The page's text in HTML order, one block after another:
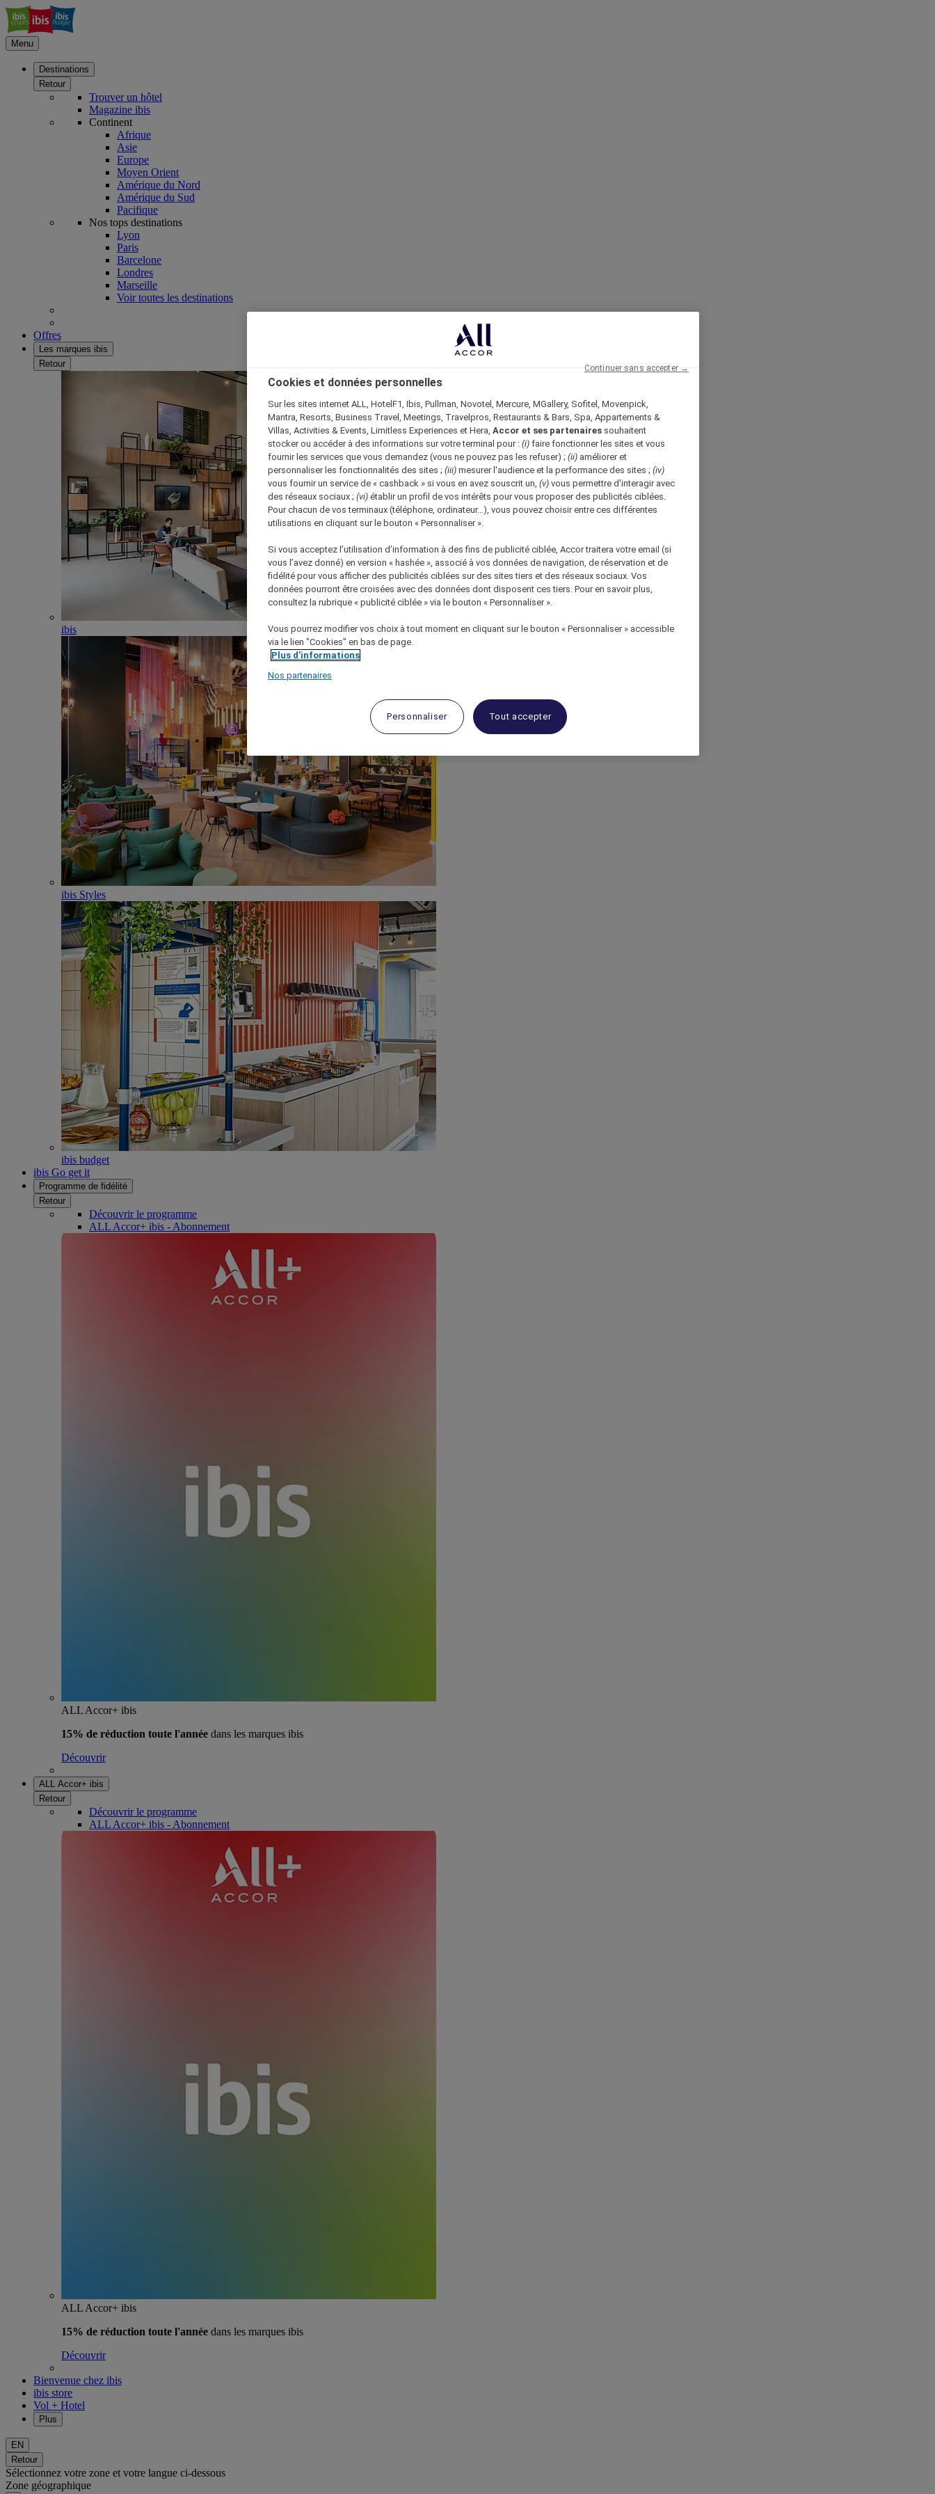
Menu
Destinations
Retour
Trouver un hôtel
Magazine ibis
Continent
Afrique
Asie
Europe
Moyen Orient
Amérique du Nord
Amérique du Sud
Pacifique
Nos tops destinations
Lyon
Paris
Barcelone
Londres
Marseille
Voir toutes les destinations
Offres
Les marques ibis
Retour
ibis
ibis Styles
ibis budget
ibis Go get it
Programme de fidélité
Retour
Découvrir le programme
ALL Accor+ ibis - Abonnement
ALL Accor+ ibis
15% de réduction toute l'année dans les marques ibis
Découvrir
ALL Accor+ ibis
Retour
Découvrir le programme
ALL Accor+ ibis - Abonnement
ALL Accor+ ibis
15% de réduction toute l'année dans les marques ibis
Découvrir
Bienvenue chez ibis
ibis store
Vol + Hotel
Plus
EN
Retour
Sélectionnez votre zone et votre langue ci-dessous
Zone géographique
Cookies et données personnelles
Sur les sites internet ALL, HotelF1, Ibis, Pullman, Novotel, Mercure, MGallery, Sofitel, Movenpick,
Mantra, Resorts, Business Travel, Meetings, Travelpros, Restaurants & Bars, Spa, Appartements &
Villas, Activities & Events, Limitless Experiences et Hera, Accor et ses partenaires souhaitent
stocker ou accéder à des informations sur votre terminal pour : (i) faire fonctionner les sites et vous
fournir les services que vous demandez (vous ne pouvez pas les refuser) ; (ii) améliorer et
personnaliser les fonctionnalités des sites ; (iii) mesurer l'audience et la performance des sites ; (iv)
vous fournir un service de « cashback » si vous en avez souscrit un, (v) vous permettre d'interagir avec
des réseaux sociaux ; (vi) établir un profil de vos intérêts pour vous proposer des publicités ciblées.
Pour chacun de vos terminaux (téléphone, ordinateur…), vous pouvez choisir entre ces différentes
utilisations en cliquant sur le bouton « Personnaliser ».
Si vous acceptez l’utilisation d’information à des fins de publicité ciblée, Accor traitera votre email (si
vous l’avez donné) en version « hashée », associé à vos données de navigation, de réservation et de
fidélité pour vous afficher des publicités ciblées sur des sites tiers et des réseaux sociaux. Vos
données pourront être croisées avec des données dont disposent ces tiers. Pour en savoir plus,
consultez la rubrique « publicité ciblée » via le bouton « Personnaliser ».
Vous pourrez modifier vos choix à tout moment en cliquant sur le bouton « Personnaliser » accessible
via le lien "Cookies" en bas de page.
Plus d'informations
Nos partenaires
Personnaliser Tout accepter
Continuer sans accepter →